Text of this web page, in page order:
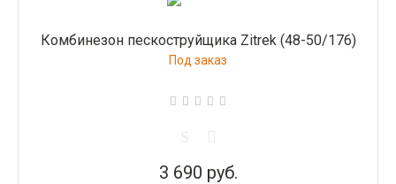
Комбинезон пескоструйщика Zitrek (48-50/176)
Под заказ
3 690 руб.